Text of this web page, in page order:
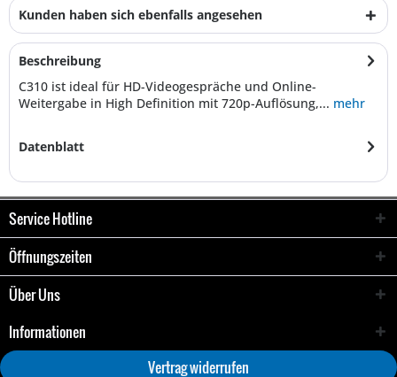
Kunden haben sich ebenfalls angesehen
Beschreibung
C310 ist ideal für HD-Videogespräche und Online-
Weitergabe in High Definition mit 720p-Auflösung,... mehr
Datenblatt
Service Hotline
Öffnungszeiten
Über Uns
Informationen
Vertrag widerrufen